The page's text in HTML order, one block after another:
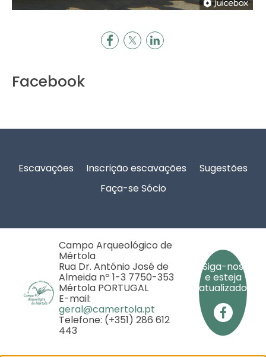
Facebook
Rodapé
Escavações Inscrição escavações
Sugestões
Faça-se Sócio
Campo Arqueológico de
Mértola
Rua Dr. António José de
Almeida nº 1-3 7750-353
Mértola PORTUGAL
E-mail:
geral@camertola.pt
Telefone: (+351) 286 612
443
Siga-nos
e esteja
atualizado